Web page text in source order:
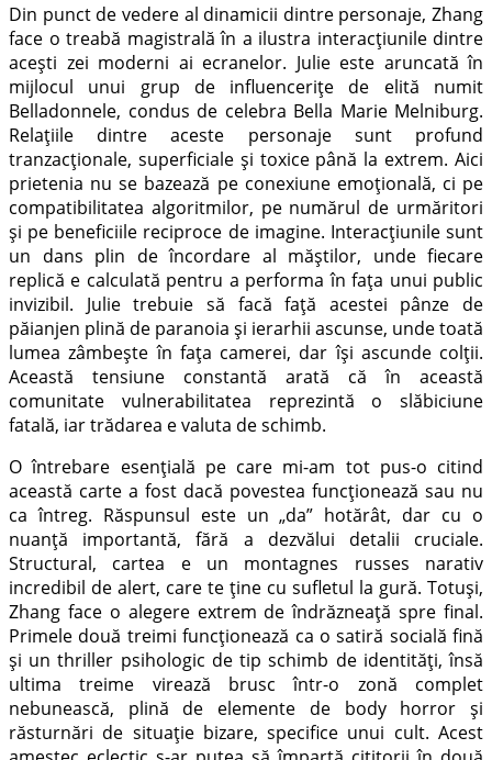
Din punct de vedere al dinamicii dintre personaje, Zhang
face o treabă magistrală în a ilustra interacțiunile dintre
acești zei moderni ai ecranelor. Julie este aruncată în
mijlocul unui grup de influencerițe de elită numit
Belladonnele, condus de celebra Bella Marie Melniburg.
Relațiile dintre aceste personaje sunt profund
tranzacționale, superficiale și toxice până la extrem. Aici
prietenia nu se bazează pe conexiune emoțională, ci pe
compatibilitatea algoritmilor, pe numărul de urmăritori
și pe beneficiile reciproce de imagine. Interacțiunile sunt
un dans plin de încordare al măștilor, unde fiecare
replică e calculată pentru a performa în fața unui public
invizibil. Julie trebuie să facă față acestei pânze de
păianjen plină de paranoia și ierarhii ascunse, unde toată
lumea zâmbește în fața camerei, dar își ascunde colții.
Această tensiune constantă arată că în această
comunitate vulnerabilitatea reprezintă o slăbiciune
fatală, iar trădarea e valuta de schimb.
O întrebare esențială pe care mi-am tot pus-o citind
această carte a fost dacă povestea funcționează sau nu
ca întreg. Răspunsul este un „da” hotărât, dar cu o
nuanță importantă, fără a dezvălui detalii cruciale.
Structural, cartea e un montagnes russes narativ
incredibil de alert, care te ține cu sufletul la gură. Totuși,
Zhang face o alegere extrem de îndrăzneață spre final.
Primele două treimi funcționează ca o satiră socială fină
și un thriller psihologic de tip schimb de identități, însă
ultima treime virează brusc într-o zonă complet
nebunească, plină de elemente de body horror și
răsturnări de situație bizare, specifice unui cult. Acest